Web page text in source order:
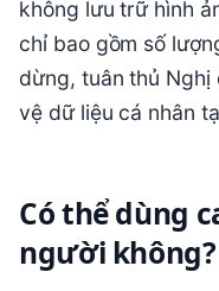
không lưu trữ hình
chỉ bao gồm số
dừng, tuân thủ
vệ dữ liệu cá nhân
Có thể dùng
người không?